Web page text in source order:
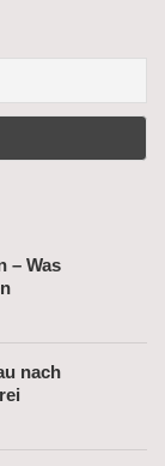
– Was
nach